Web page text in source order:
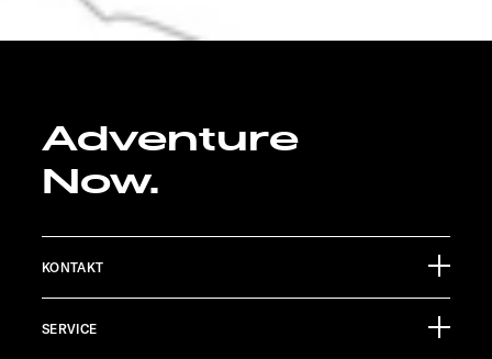
Adventure
Now.
KONTAKT
Ölmühlestraße 6
SERVICE